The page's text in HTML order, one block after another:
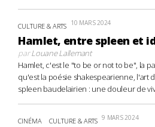
CULTURE & ARTS 10 MARS 2024
Hamlet, entre spleen et
parLouane Lallemant
Hamlet, c'est le "to be or not to be", la
qu'est la poésie shakespearienne, l'art
spleen baudelairien : une douleur de
CINÉMA CULTURE & ARTS 9 MARS 2024